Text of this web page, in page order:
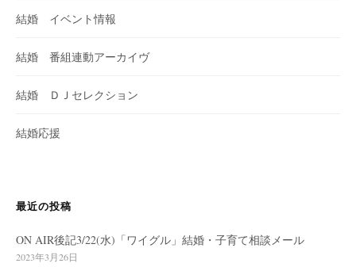
結婚 イベント情報
結婚 番組連動アーカイヴ
結婚 ＤＪセレクション
結婚応援
最近の投稿
ON AIR後記3/22(水)「ワイグル」結婚・子育て相談メール
2023年3月26日